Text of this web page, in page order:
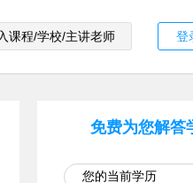
登
免费为您解答